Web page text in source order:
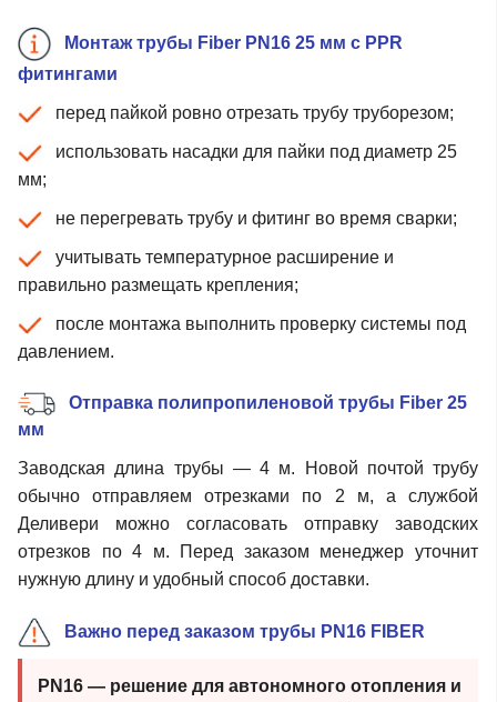
Монтаж трубы Fiber PN16 25 мм с PPR
фитингами
перед пайкой ровно отрезать трубу труборезом;
использовать насадки для пайки под диаметр 25
мм;
не перегревать трубу и фитинг во время сварки;
учитывать температурное расширение и
правильно размещать крепления;
после монтажа выполнить проверку системы под
давлением.
Отправка полипропиленовой трубы Fiber 25
мм
Заводская длина трубы — 4 м. Новой почтой трубу
обычно отправляем отрезками по 2 м, а службой
Деливери можно согласовать отправку заводских
отрезков по 4 м. Перед заказом менеджер уточнит
нужную длину и удобный способ доставки.
Важно перед заказом трубы PN16 FIBER
PN16 — решение для автономного отопления и